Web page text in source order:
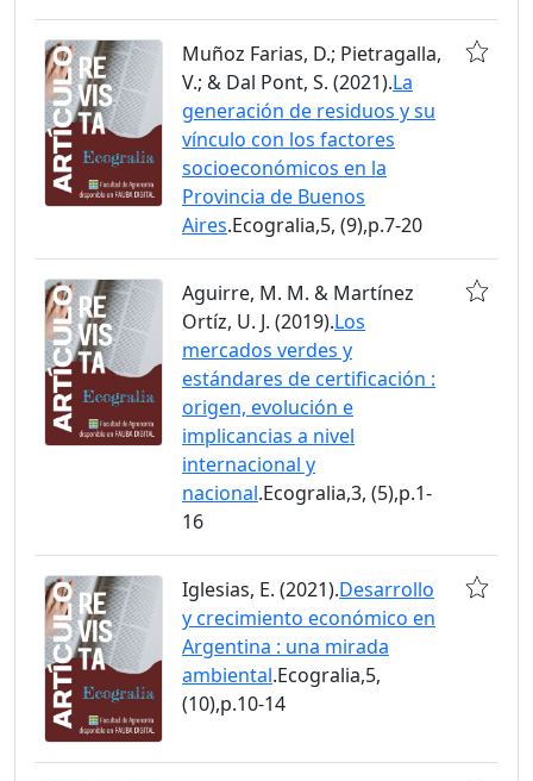
Muñoz Farias, D.; Pietragalla,
V.; & Dal Pont, S. (2021).La
generación de residuos y su
vínculo con los factores
socioeconómicos en la
Provincia de Buenos
Aires.Ecogralia,5, (9),p.7-20
Aguirre, M. M. & Martínez
Ortíz, U. J. (2019).Los
mercados verdes y
estándares de certificación :
origen, evolución e
implicancias a nivel
internacional y
nacional.Ecogralia,3, (5),p.1-
16
Iglesias, E. (2021).Desarrollo
y crecimiento económico en
Argentina : una mirada
ambiental.Ecogralia,5,
(10),p.10-14